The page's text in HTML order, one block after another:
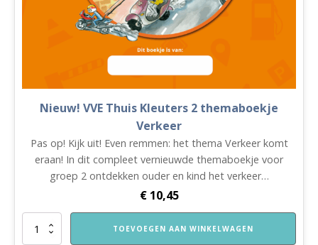
Nieuw! VVE Thuis Kleuters 2 themaboekje
Verkeer
Pas op! Kijk uit! Even remmen: het thema Verkeer komt
eraan! In dit compleet vernieuwde themaboekje voor
groep 2 ontdekken ouder en kind het verkeer…
€10,45
Nieuw!
TOEVOEGEN AAN WINKELWAGEN